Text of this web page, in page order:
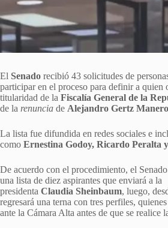
El Senado recibió 43 solicitudes de
participar en el proceso para definir a quien
titularidad de la Fiscalía General de la
de la renuncia de Alejandro Gertz
La lista fue difundida en redes sociales e
como Ernestina Godoy, Ricardo Peralta
De acuerdo con el procedimiento, el
una lista de diez aspirantes que enviará a la
presidenta Claudia Sheinbaum, luego,
regresará una terna con tres perfiles,
ante la Cámara Alta antes de que se realice